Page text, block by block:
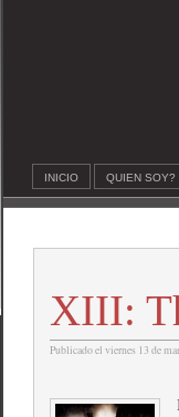
INICIO QUIEN SOY?
XIII:
Publicado el viernes 13 de